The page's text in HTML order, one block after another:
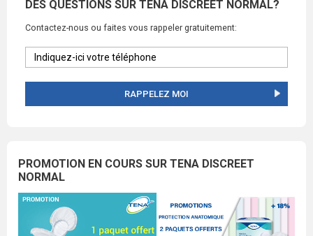
DES QUESTIONS SUR TENA DISCREET NORMAL?
Contactez-nous ou faites vous rappeler gratuitement:
RAPPELEZ MOI
PROMOTION EN COURS SUR TENA DISCREET
NORMAL